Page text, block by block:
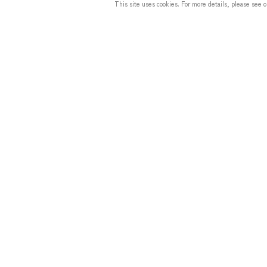
This site uses cookies. For more details, please see